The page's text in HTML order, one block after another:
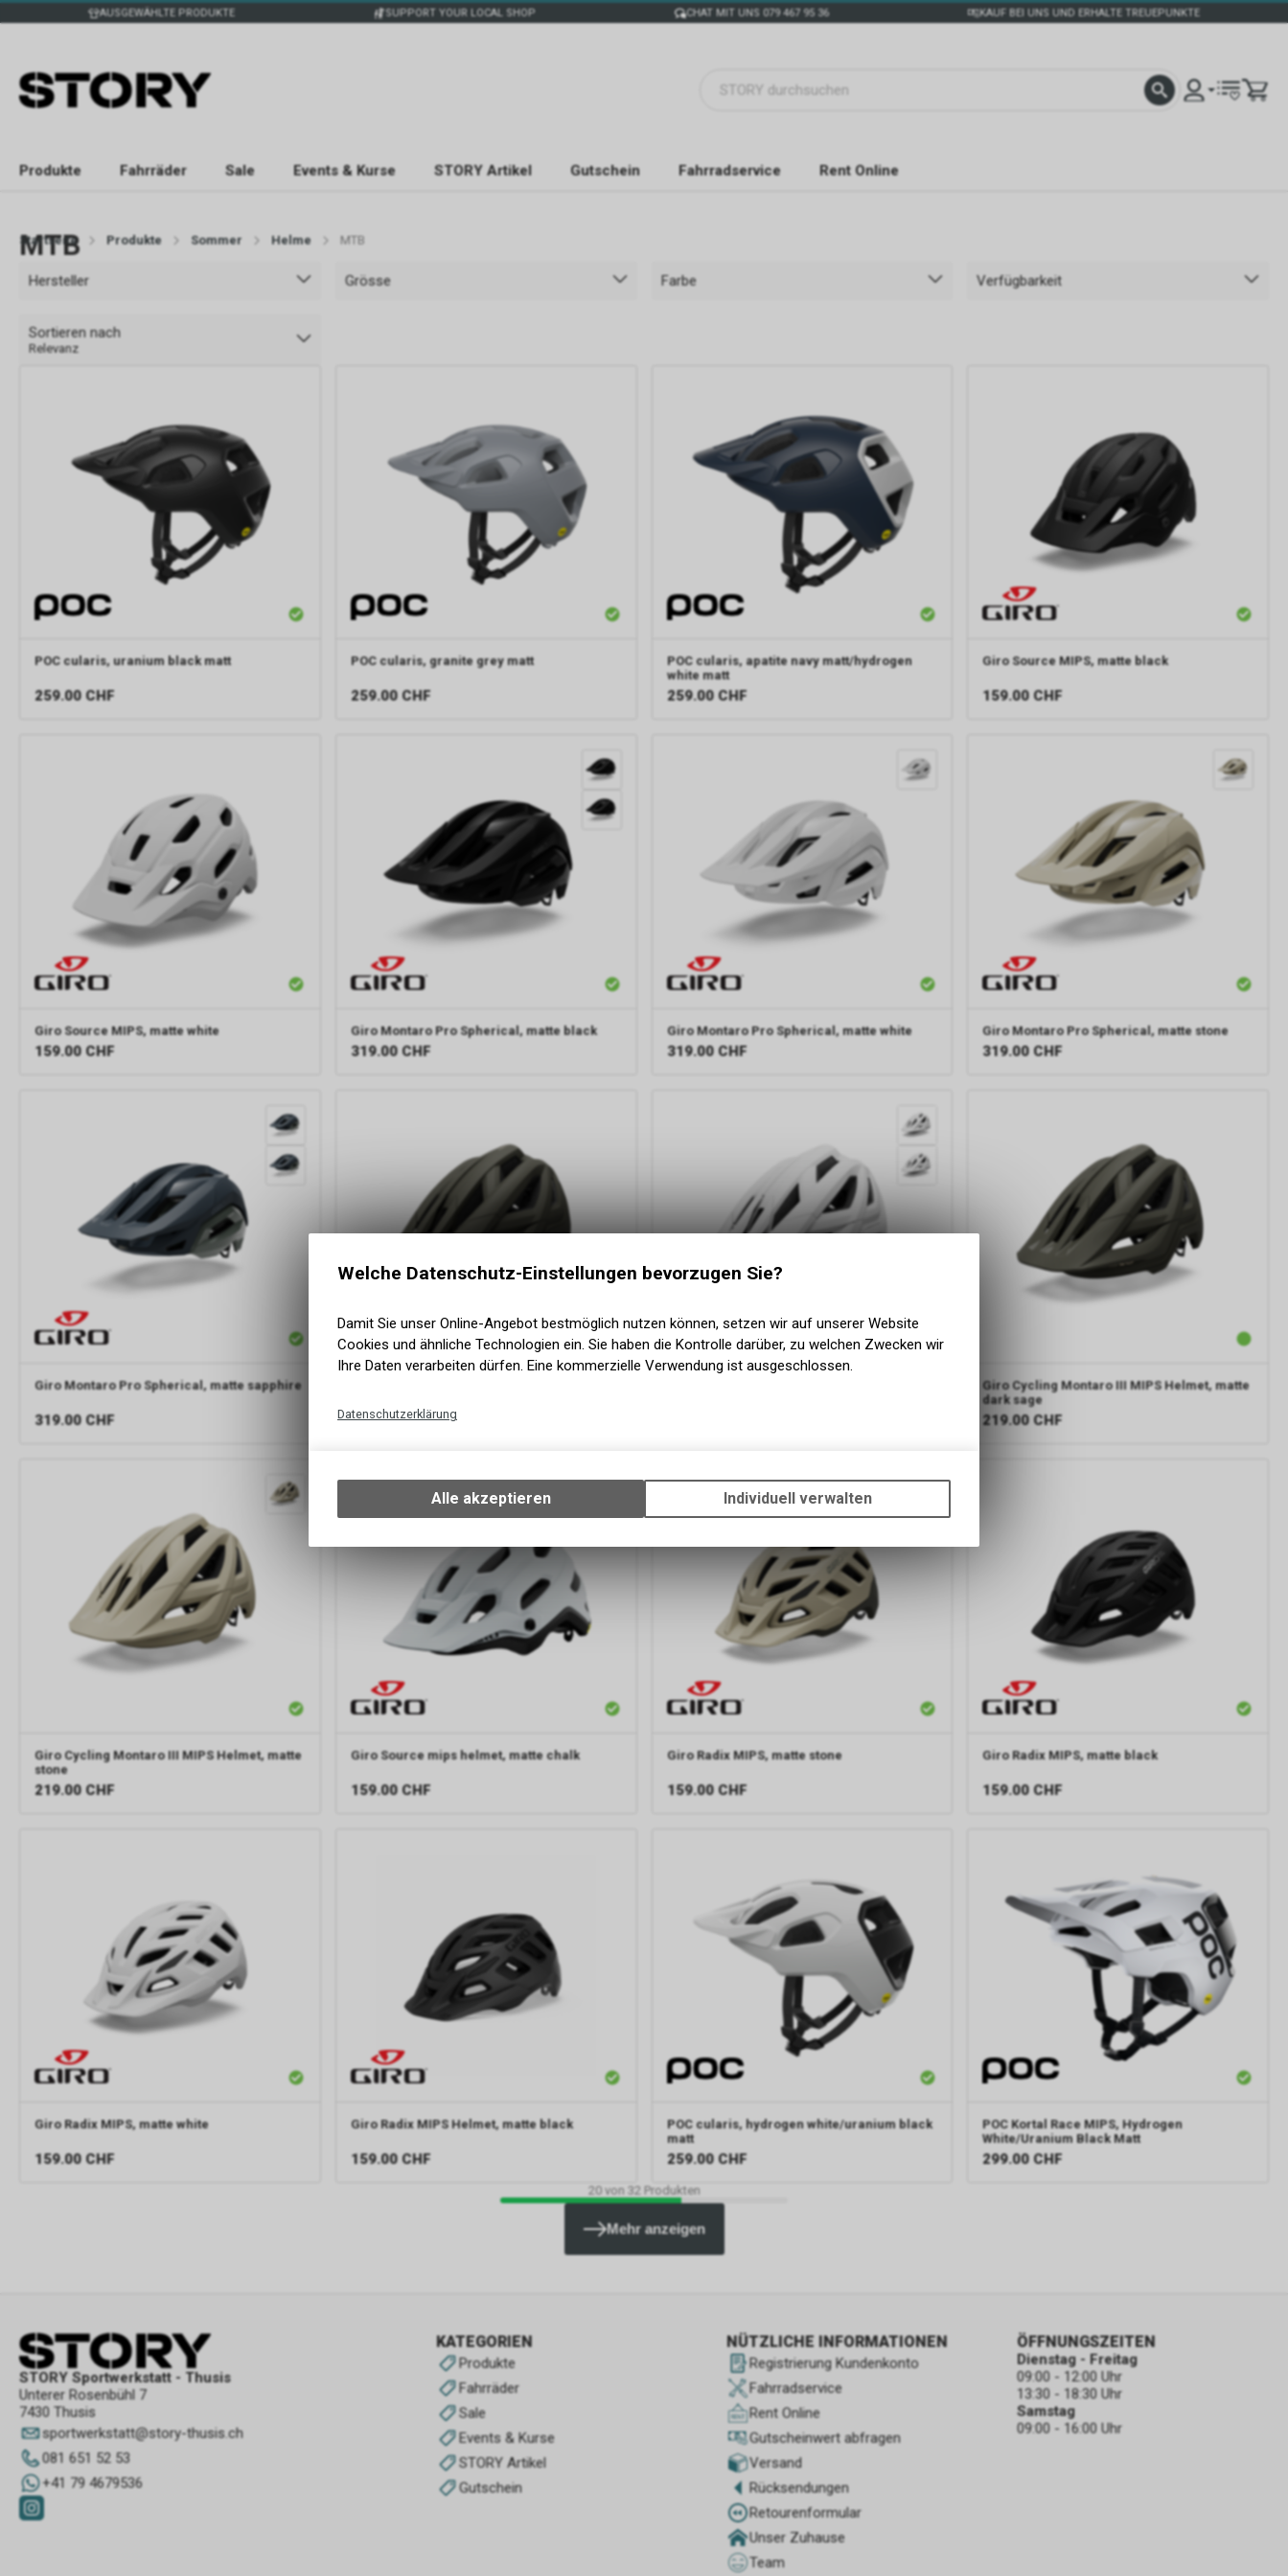
AUSGEWÄHLTE PRODUKTE SUPPORT YOUR LOCAL SHOP CHAT MIT UNS 079 467 95 36 KAUF BEI UNS UND ERHALTE TREUEPUNKTE
Produkte Fahrräder Sale Events & Kurse STORY Artikel Gutschein Fahrradservice Rent Online
Startseite Produkte Sommer Helme MTB
MTB
Hersteller Grösse Farbe Verfügbarkeit
Sortieren nach
Relevanz
POC cularis, uranium black matt
259.00 CHF
POC cularis, granite grey matt
259.00 CHF
POC cularis, apatite navy matt/hydrogen
white matt
259.00 CHF
Giro Source MIPS, matte black
159.00 CHF
Giro Source MIPS, matte white
159.00 CHF
Giro Montaro Pro Spherical, matte black
319.00 CHF
Giro Montaro Pro Spherical, matte white
319.00 CHF
Giro Montaro Pro Spherical, matte stone
319.00 CHF
Giro Montaro Pro Spherical, matte sapphire
319.00 CHF 219.00 CHF
Giro Cycling Montaro III MIPS Helmet, matte
dark sage
219.00 CHF
Giro Cycling Montaro III MIPS Helmet, matte
stone
219.00 CHF
Giro Source mips helmet, matte chalk
159.00 CHF
Giro Radix MIPS, matte stone
159.00 CHF
Giro Radix MIPS, matte black
159.00 CHF
Giro Radix MIPS, matte white
159.00 CHF
Giro Radix MIPS Helmet, matte black
159.00 CHF
POC cularis, hydrogen white/uranium black
matt
259.00 CHF
POC Kortal Race MIPS, Hydrogen
White/Uranium Black Matt
299.00 CHF
20von 32 Produkten
Mehr anzeigen
STORY Sportwerkstatt - Thusis
Unterer Rosenbühl 7
7430 Thusis
sportwerkstatt@story-thusis.ch
081 651 52 53
+41 79 4679536
KATEGORIEN
Produkte
Fahrräder
Sale
Events & Kurse
STORY Artikel
Gutschein
NÜTZLICHE INFORMATIONEN
Registrierung Kundenkonto
Fahrradservice
Rent Online
Gutscheinwert abfragen
Versand
Rücksendungen
Retourenformular
Unser Zuhause
Team
ÖFFNUNGSZEITEN
Dienstag - Freitag
09:00 - 12:00 Uhr
13:30 - 18:30 Uhr
Samstag
09:00 - 16:00 Uhr
Welche Datenschutz-Einstellungen bevorzugen Sie?
Damit Sie unser Online-Angebot bestmöglich nutzen können, setzen wir auf unserer Website
Cookies und ähnliche Technologien ein. Sie haben die Kontrolle darüber, zu welchen Zwecken wir
Ihre Daten verarbeiten dürfen. Eine kommerzielle Verwendung ist ausgeschlossen.
Datenschutzerklärung
Ihrem Gerät, um die grundlegenden Funktionen unseres Online-Angebots, wie die
Verwendung des Warenkorbs, zu ermöglichen. Bitte beachten Sie, dass die
zulassen.
Alle akzeptieren Individuell verwalten